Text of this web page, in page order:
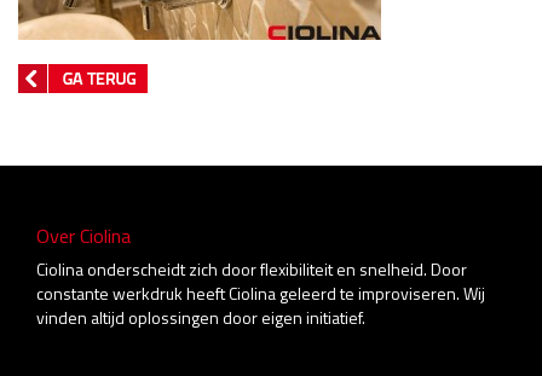
Over Ciolina
Ciolina onderscheidt zich door flexibiliteit en snelheid. Door
constante werkdruk heeft Ciolina geleerd te improviseren. Wij
vinden altijd oplossingen door eigen initiatief.